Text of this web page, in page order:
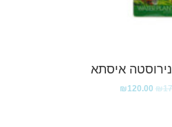
איסתא
₪
₪120.00